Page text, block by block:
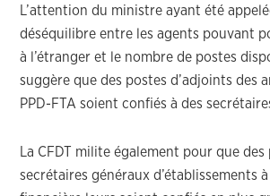
L’attention du ministre ayant été
déséquilibre entre les agents pouvant
à l’étranger et le nombre de postes
suggère que des postes d’adjoints des
PPD-FTA soient confiés à des
La CFDT milite également pour que des
secrétaires généraux d’établissements